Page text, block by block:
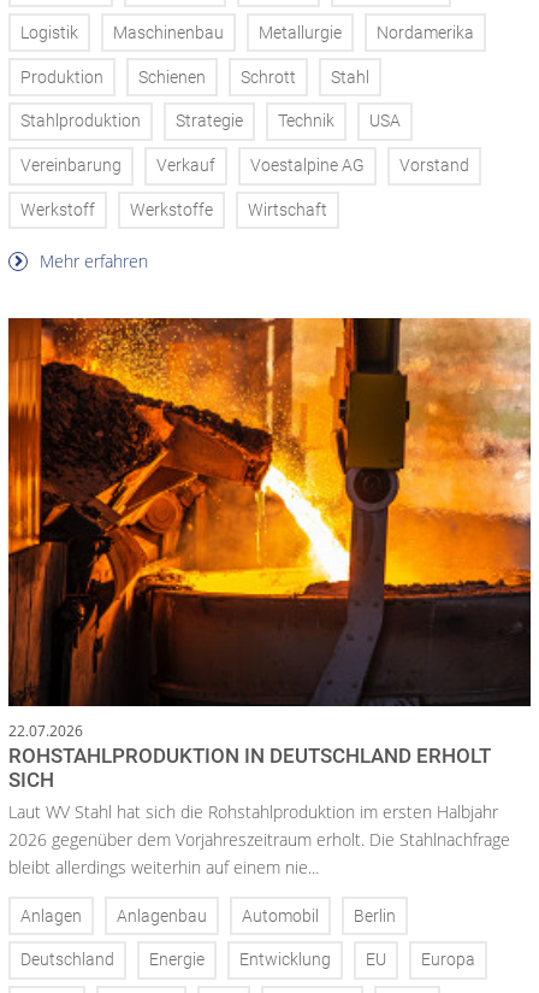
Logistik Maschinenbau Metallurgie Nordamerika
Produktion Schienen Schrott Stahl
Stahlproduktion Strategie Technik USA
Vereinbarung Verkauf Voestalpine AG Vorstand
Werkstoff Werkstoffe Wirtschaft
Mehr erfahren
22.07.2026
ROHSTAHLPRODUKTION IN DEUTSCHLAND ERHOLT
SICH
Laut WV Stahl hat sich die Rohstahlproduktion im ersten Halbjahr
2026 gegenüber dem Vorjahreszeitraum erholt. Die Stahlnachfrage
bleibt allerdings weiterhin auf einem nie...
Anlagen Anlagenbau Automobil Berlin
Deutschland Energie Entwicklung EU Europa